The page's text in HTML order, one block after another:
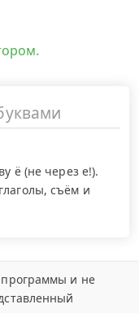
ё (не через е!).
съём и
и не